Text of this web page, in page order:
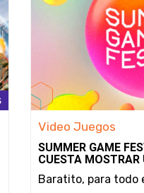
Video Juegos
SUMMER GAME
CUESTA MOSTRAR
EEVENTO
Baratito, para todo